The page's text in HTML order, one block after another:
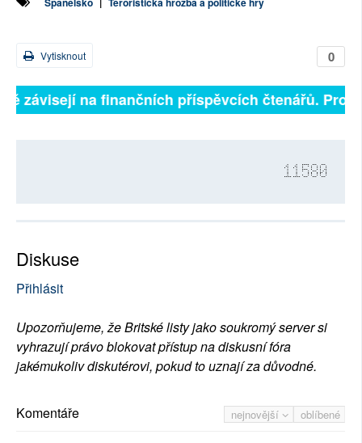
0
Vytisknout
závisejí na finančních příspěvcích čtenářů.
11580
Diskuse
Přihlásit
Upozorňujeme, že Britské listy jako soukromý server si
vyhrazují právo blokovat přístup na diskusní fóra
jakémukoliv diskutérovi, pokud to uznají za důvodné.
nejnovější oblíbené
Komentáře